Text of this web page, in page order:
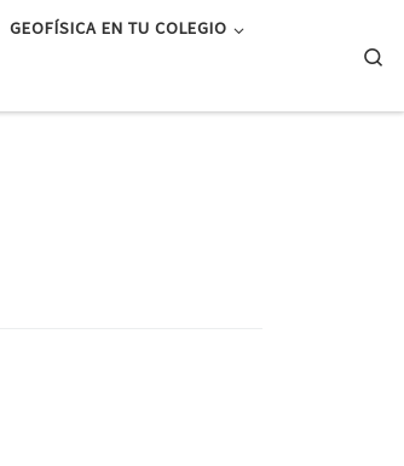
GEOFÍSICA EN TU COLEGIO